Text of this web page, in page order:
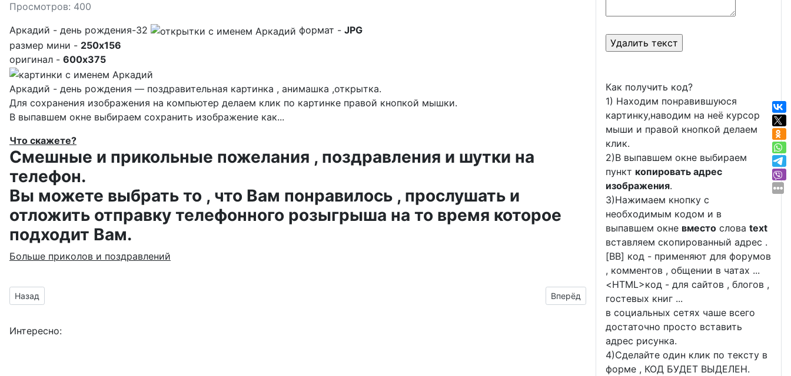
Просмотров: 400
Аркадий - день рождения-32
формат - JPG
размер мини - 250x156
оригинал - 600x375
Аркадий - день рождения — поздравительная картинка , анимашка ,открытка.
Для сохранения изображения на компьютер делаем клик по картинке правой кнопкой мышки.
В выпавшем окне выбираем сохранить изображение как...
Что скажете?
Смешные и прикольные пожелания , поздравления и шутки на
телефон.
Вы можете выбрать то , что Вам понравилось , прослушать и
отложить отправку телефонного розыгрыша на то время которое
подходит Вам.
Больше приколов и поздравлений
Предыдущий материал: Открытки на день рождения со стихами для Аркадия
Назад Следующий материал: картинки на день рождение с
Вперёд
Интересно:
Как получить код?
1) Находим понравившуюся
картинку,наводим на неё курсор
мыши и правой кнопкой делаем
клик.
2)В выпавшем окне выбираем
пункт копировать адрес
изображения.
3)Нажимаем кнопку с
необходимым кодом и в
выпавшем окне вместо слова text
вставляем скопированный адрес .
[BB] код - применяют для форумов
, комментов , общении в чатах ...
<HTML>код - для сайтов , блогов ,
гостевых книг ...
в социальных сетях чаше всего
достаточно просто вставить
адрес рисунка.
4)Сделайте один клик по тексту в
форме , КОД БУДЕТ ВЫДЕЛЕН.